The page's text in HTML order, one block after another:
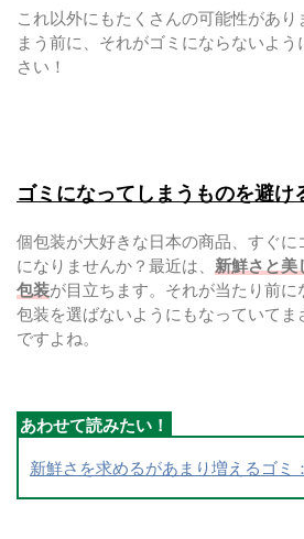
これ以外にもたくさんの可能性があり
まう前に、それがゴミにならないよ
さい！
ゴミになってしまうものを避け
個包装が大好きな日本の商品、すぐに
になりませんか？最近は、 新鮮さと美
包装が目立ちます。それが当たり前
包装を選ばないようにもなっていて
ですよね。
新鮮さを求めるがあまり増えるゴミ